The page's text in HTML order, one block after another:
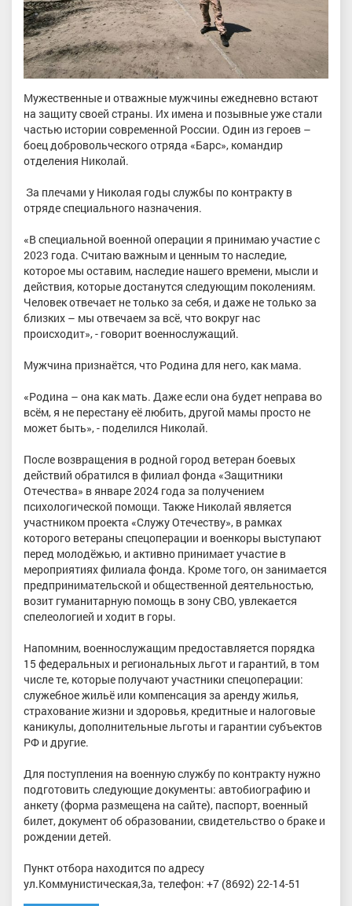
Мужественные и отважные мужчины ежедневно встают
на защиту своей страны. Их имена и позывные уже стали
частью истории современной России. Один из героев –
боец добровольческого отряда «Барс», командир
отделения Николай.
За плечами у Николая годы службы по контракту в
отряде специального назначения.
«В специальной военной операции я принимаю участие с
2023 года. Считаю важным и ценным то наследие,
которое мы оставим, наследие нашего времени, мысли и
действия, которые достанутся следующим поколениям.
Человек отвечает не только за себя, и даже не только за
близких – мы отвечаем за всё, что вокруг нас
происходит», - говорит военнослужащий.
Мужчина признаётся, что Родина для него, как мама.
«Родина – она как мать. Даже если она будет неправа во
всём, я не перестану её любить, другой мамы просто не
может быть», - поделился Николай.
После возвращения в родной город ветеран боевых
действий обратился в филиал фонда «Защитники
Отечества» в январе 2024 года за получением
психологической помощи. Также Николай является
участником проекта «Служу Отечеству», в рамках
которого ветераны спецоперации и военкоры выступают
перед молодёжью, и активно принимает участие в
мероприятиях филиала фонда. Кроме того, он занимается
предпринимательской и общественной деятельностью,
возит гуманитарную помощь в зону СВО, увлекается
спелеологией и ходит в горы.
Напомним, военнослужащим предоставляется порядка
15 федеральных и региональных льгот и гарантий, в том
числе те, которые получают участники спецоперации:
служебное жильё или компенсация за аренду жилья,
страхование жизни и здоровья, кредитные и налоговые
каникулы, дополнительные льготы и гарантии субъектов
РФ и другие.
Для поступления на военную службу по контракту нужно
подготовить следующие документы: автобиографию и
анкету (форма размещена на сайте), паспорт, военный
билет, документ об образовании, свидетельство о браке и
рождении детей.
Пункт отбора находится по адресу
ул.Коммунистическая,3а, телефон: +7 (8692) 22-14-51